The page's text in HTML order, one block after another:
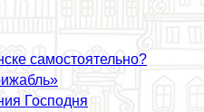
самостоятельно?
Господня